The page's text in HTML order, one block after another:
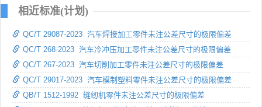
相近标准(计划)
QC/T 29087-2023 汽车焊接加工零件未注公差尺寸的极限偏差
QC/T 268-2023 汽车冷冲压加工零件未注公差尺寸的极限偏差
QC/T 267-2023 汽车切削加工零件未注公差尺寸的极限偏差
QC/T 29017-2023 汽车模制塑料零件未注公差尺寸的极限偏差
QB/T 1512-1992 缝纫机零件未注公差尺寸的极限偏差